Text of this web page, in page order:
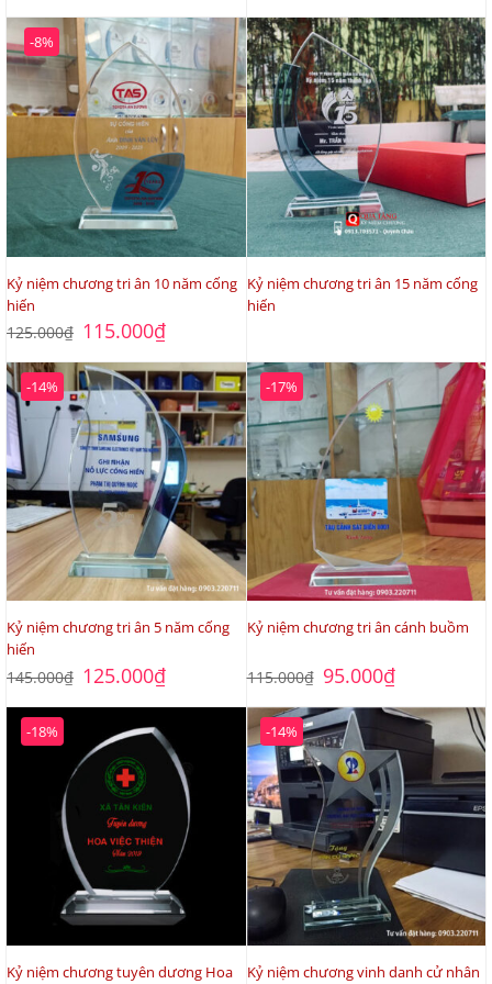
là:
125.000₫.
tại
là:
95.000₫.
là:
115.000₫.
tại
là:
80.000₫.
-8%
Kỷ niệm chương tri ân 10 năm cống
hiến
125.000₫ Giá
gốc
là:
125.000₫.
115.000₫Giá
tại
là:
115.000₫.
Kỷ niệm chương tri ân 15 năm cống
hiến
-14%
Kỷ niệm chương tri ân 5 năm cống
hiến
145.000₫ Giá
gốc
125.000₫Giá
125.000₫.
-17%
Kỷ niệm chương tri ân cánh buồm
115.000₫ Giá
gốc
115.000₫.
95.000₫Giá
hiện
là:
95.000₫.
-18%
Kỷ niệm chương tuyên dương Hoa
-14%
Kỷ niệm chương vinh danh cử nhân